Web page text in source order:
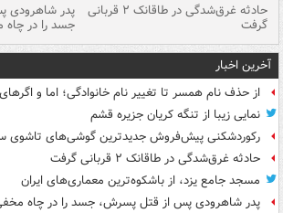
حادثه غرق‌شدگی در طاقانک ۲ قربانی
گرفت
پدر شاهرودی
جسد را در
آخرین اخبار
از حذف نام همسر تا تغییر نام خانوادگی؛ اما و
نمایی زیبا از تنگه کریان جزیره قشم
رکوردشکنی پیش‌فروش جدیدترین گوشی‌های تاشوی
حادثه غرق‌شدگی در طاقانک ۲ قربانی گرفت
مسجد جامع یزد، از باشکوه‌ترین معماری‌های ایران
پدر شاهرودی پس از قتل پسرش، جسد را در چاه